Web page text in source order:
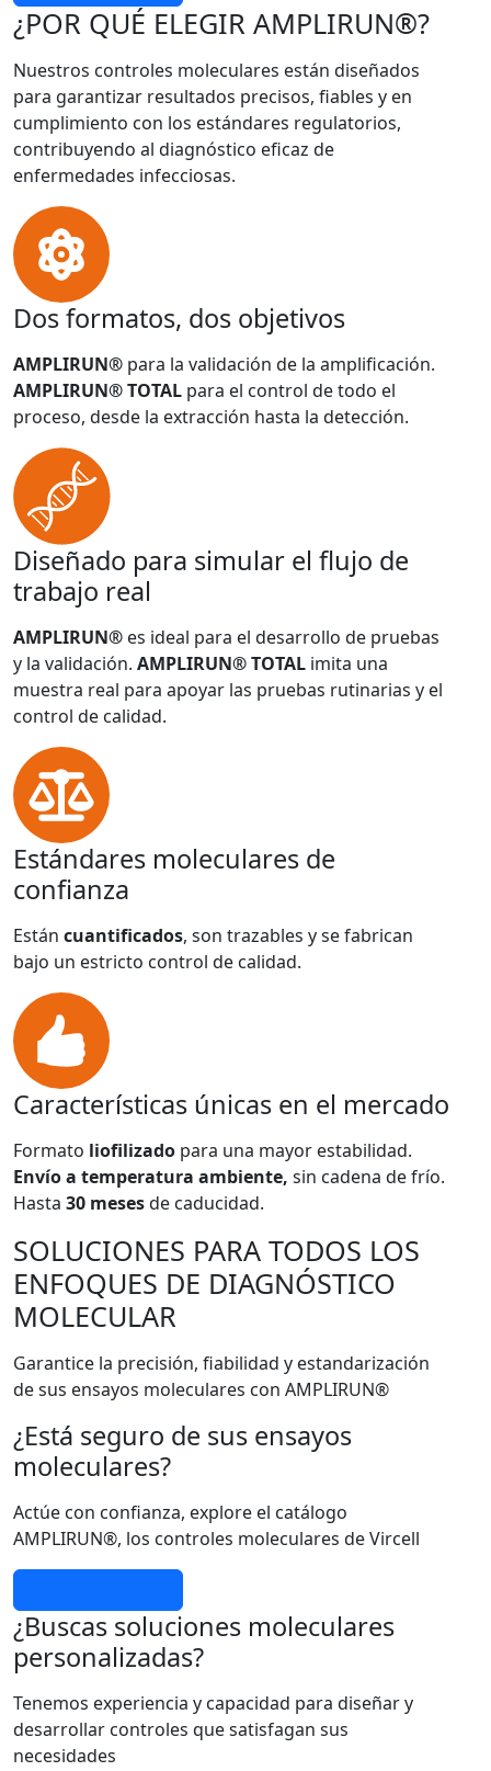
¿POR QUÉ ELEGIR AMPLIRUN®?
Nuestros controles moleculares están diseñados
para garantizar resultados precisos, fiables y en
cumplimiento con los estándares regulatorios,
contribuyendo al diagnóstico eficaz de
enfermedades infecciosas.
Dos formatos, dos objetivos
AMPLIRUN® para la validación de la amplificación.
AMPLIRUN® TOTAL para el control de todo el
proceso, desde la extracción hasta la detección.
Diseñado para simular el flujo de
trabajo real
AMPLIRUN® es ideal para el desarrollo de pruebas
y la validación. AMPLIRUN® TOTAL imita una
muestra real para apoyar las pruebas rutinarias y el
control de calidad.
Estándares moleculares de
confianza
Están cuantificados, son trazables y se fabrican
bajo un estricto control de calidad.
Características únicas en el mercado
Formato liofilizado para una mayor estabilidad.
Envío a temperatura ambiente, sin cadena de frío.
Hasta 30 mesesde caducidad.
SOLUCIONES PARA TODOS LOS
ENFOQUES DE DIAGNÓSTICO
MOLECULAR
Garantice la precisión, fiabilidad y estandarización
de sus ensayos moleculares con AMPLIRUN®
¿Está seguro de sus ensayos
moleculares?
Actúe con confianza, explore el catálogo
AMPLIRUN®, los controles moleculares de Vircell
¿Buscas soluciones moleculares
personalizadas?
Tenemos experiencia y capacidad para diseñar y
desarrollar controles que satisfagan sus
necesidades